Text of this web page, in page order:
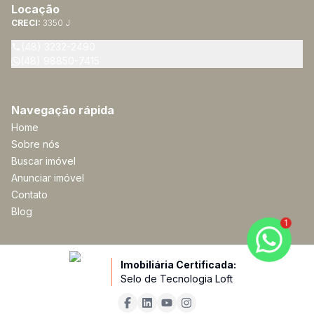
Locação
CRECI: 3350 J
Navegação rápida
Home
Sobre nós
Buscar imóvel
Anunciar imóvel
Contato
Blog
Imobiliária Certificada:
Selo de Tecnologia Loft
1